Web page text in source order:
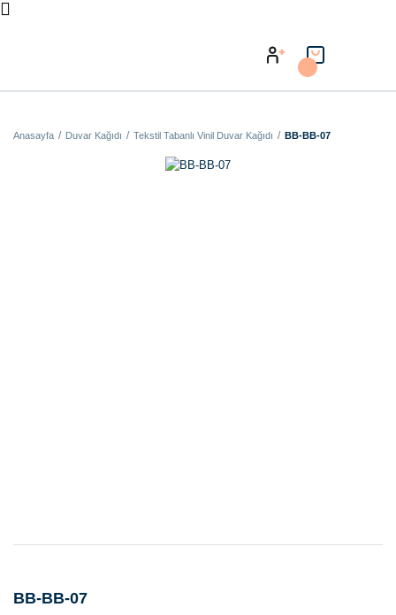
Anasayfa Duvar Kağıdı Tekstil Tabanlı Vinil Duvar Kağıdı BB-BB-07
BB-BB-07